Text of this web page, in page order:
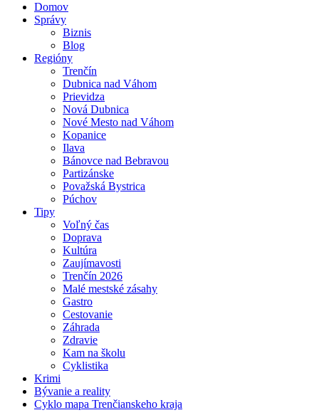
Domov
Správy
Biznis
Blog
Regióny
Trenčín
Dubnica nad Váhom
Prievidza
Nová Dubnica
Nové Mesto nad Váhom
Kopanice
Ilava
Bánovce nad Bebravou
Partizánske
Považská Bystrica
Púchov
Tipy
Voľný čas
Doprava
Kultúra
Zaujímavosti
Trenčín 2026
Malé mestské zásahy
Gastro
Cestovanie
Záhrada
Zdravie
Kam na školu
Cyklistika
Krimi
Bývanie a reality
Cyklo mapa Trenčianskeho kraja